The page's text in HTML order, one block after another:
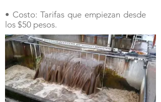
• Costo: Tarifas que empiezan desde
los $50 pesos.